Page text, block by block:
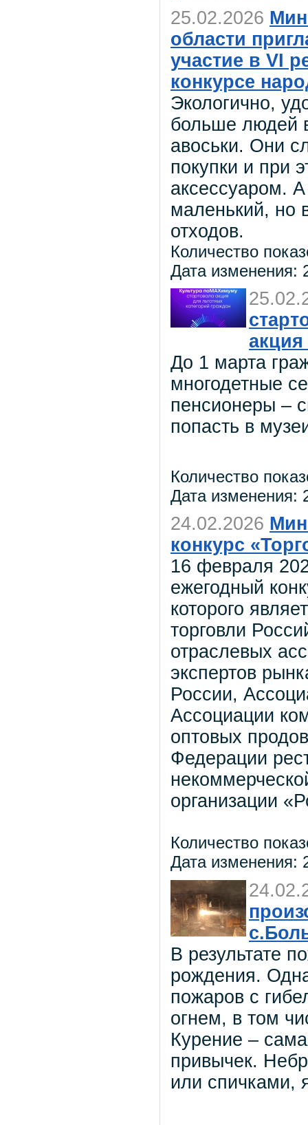
25.02.2026
области
участие в VI
конкурсе
Экологично,
больше людей
авоськи. Они
покупки и при
аксессуаром.
маленький, но
отходов.
Количество
Дата изменения:
До 1 марта
многодетные
пенсионеры –
попасть в
Количество
Дата изменения:
24.02.2026
конкурс
16 февраля
ежегодный
которого
торговли
отраслевых
экспертов
России,
Ассоциации
оптовых
Федерации
организации
Количество
Дата изменения:
В результате
рождения.
пожаров с
огнем, в том
Курение –
привычек.
или спичками,